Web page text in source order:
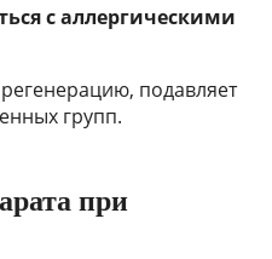
с аллергическими
подавляет
групп.
при